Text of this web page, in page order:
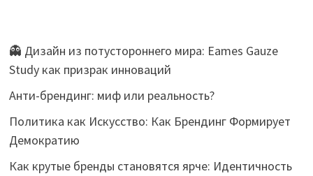
👻 Дизайн из потустороннего мира: Eames Gauze
Study как призрак инноваций
Анти-брендинг: миф или реальность?
Политика как Искусство: Как Брендинг Формирует
Демократию
Как крутые бренды становятся ярче: Идентичность